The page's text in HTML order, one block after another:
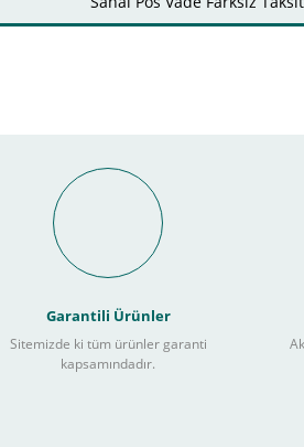
Taksit Ödeme
seçenekleri bankaya göre değişebilir
Garantili Ürünler
Sitemizde ki tüm ürünler garanti
kapsamındadır.